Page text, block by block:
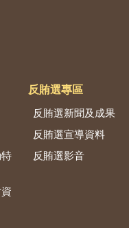
反賄選專區
反賄選新聞及成果
反賄選宣導資料
反賄選影音